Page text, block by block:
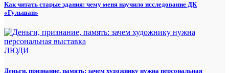
Как читать старые здания: чему меня научило исследование ДК
«Гульшан»
ЛЮДИ
Деньги, признание, память: зачем художнику нужна персональная